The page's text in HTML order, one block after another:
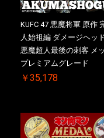
KUFC 47 悪魔将軍 原作
人始祖編 ダメージヘッ
悪魔超人最後の刺客 メ
プレミアムグレード
￥35,178